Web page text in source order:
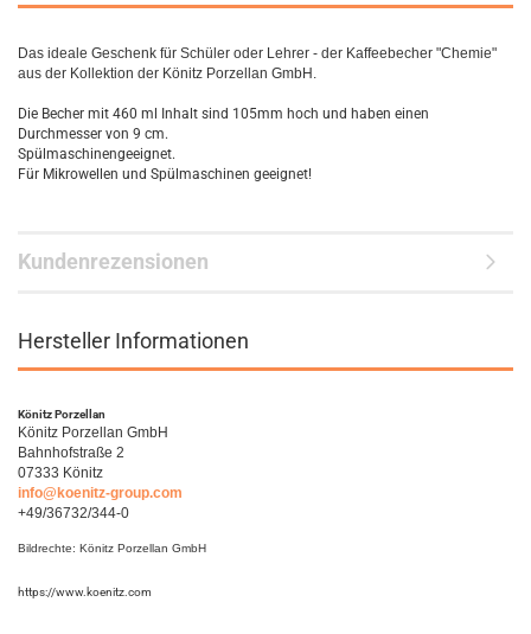
Das ideale Geschenk für Schüler oder Lehrer - der Kaffeebecher "Chemie"
aus der Kollektion der Könitz Porzellan GmbH.
Die Becher mit 460 ml Inhalt sind 105mm hoch und haben einen
Durchmesser von 9 cm.
Spülmaschinengeeignet.
Für Mikrowellen und Spülmaschinen geeignet!
Kundenrezensionen
Hersteller Informationen
Könitz Porzellan
Könitz Porzellan GmbH
Bahnhofstraße 2
07333 Könitz
info@koenitz-group.com
+49/36732/344-0
Bildrechte: Könitz Porzellan GmbH
https://www.koenitz.com